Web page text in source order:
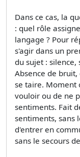
Dans ce cas, la
: quel rôle
langage ? Pour
s'agir dans un
du sujet : silence,
Absence de
se taire. Moment
vouloir ou de ne
sentiments. Fait
sentiments, sans
d'entrer en
sans le secours